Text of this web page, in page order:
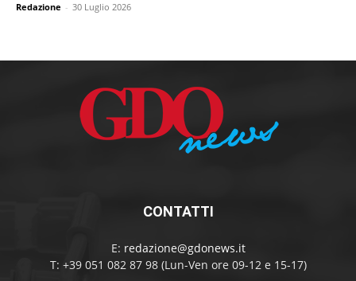
Redazione - 30 Luglio 2026
CONTATTI
E: redazione@gdonews.it
T: +39 051 082 87 98 (Lun-Ven ore 09-12 e 15-17)